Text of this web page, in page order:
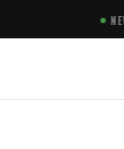
【